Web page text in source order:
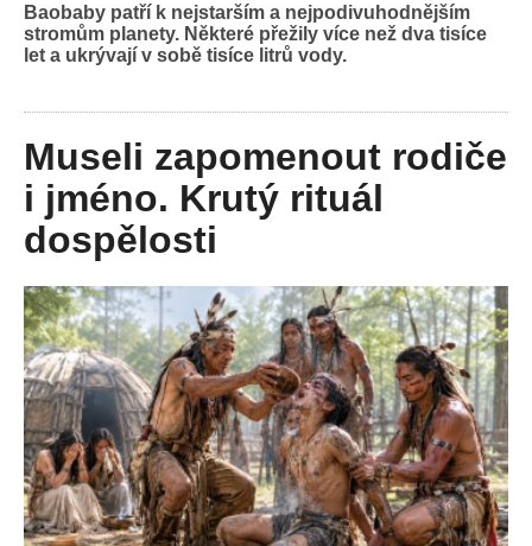
Baobaby patří k nejstarším a nejpodivuhodnějším
stromům planety. Některé přežily více než dva tisíce
let a ukrývají v sobě tisíce litrů vody.
Museli zapomenout rodiče
i jméno. Krutý rituál
dospělosti